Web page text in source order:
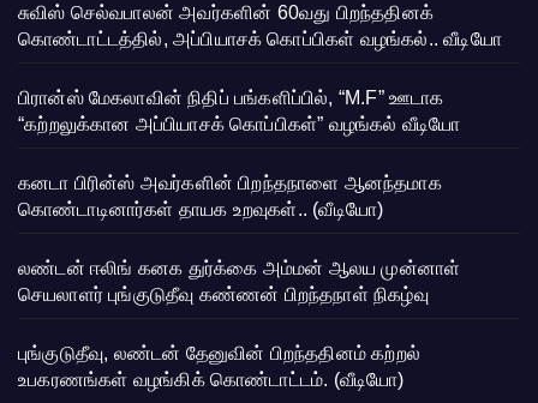
சுவிஸ் செல்வபாலன் அவர்களின் 60வது பிறந்ததினக்
கொண்டாட்டத்தில், அப்பியாசக் கொப்பிகள் வழங்கல்.. வீடியோ
பிரான்ஸ் மேகலாவின் நிதிப் பங்களிப்பில், “M.F” ஊடாக
“கற்றலுக்கான அப்பியாசக் கொப்பிகள்” வழங்கல் வீடியோ
கனடா பிரின்ஸ் அவர்களின் பிறந்தநாளை ஆனந்தமாக
கொண்டாடினார்கள் தாயக உறவுகள்.. (வீடியோ)
லண்டன் ஈலிங் கனக துர்க்கை அம்மன் ஆலய முன்னாள்
செயலாளர் புங்குடுதீவு கண்ணன் பிறந்தநாள் நிகழ்வு
புங்குடுதீவு, லண்டன் தேனுவின் பிறந்ததினம் கற்றல்
உபகரணங்கள் வழங்கிக் கொண்டாட்டம். (வீடியோ)